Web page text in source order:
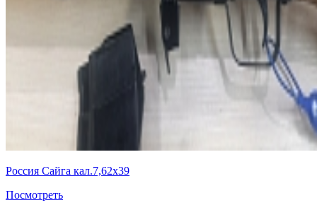
Россия Сайга кал.7,62x39
Посмотреть